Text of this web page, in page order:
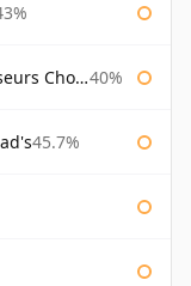
& Macphail 40%
45.7%